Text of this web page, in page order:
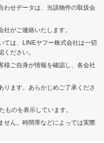
わせデータは、当該物件の取扱会
がご連絡いたします。
ては、LINEヤフー株式会社は一切
ださい。
様ご自身が情報を確認し、各会社
ります。あらかじめご了承くださ
のを表示しています。
せん。時間帯などによっては実際